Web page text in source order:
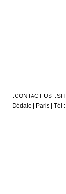
CONTACT US
Dédale | Paris | Tél